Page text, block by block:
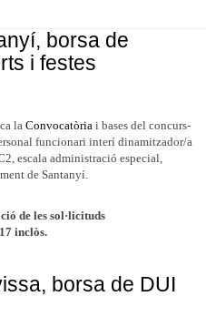
borsa de
i festes
la Convocatòria i bases del concurs-
funcionari interí dinamitzador/a
escala administració especial,
de Santanyí.
de les sol·licituds
inclòs.
borsa de DUI